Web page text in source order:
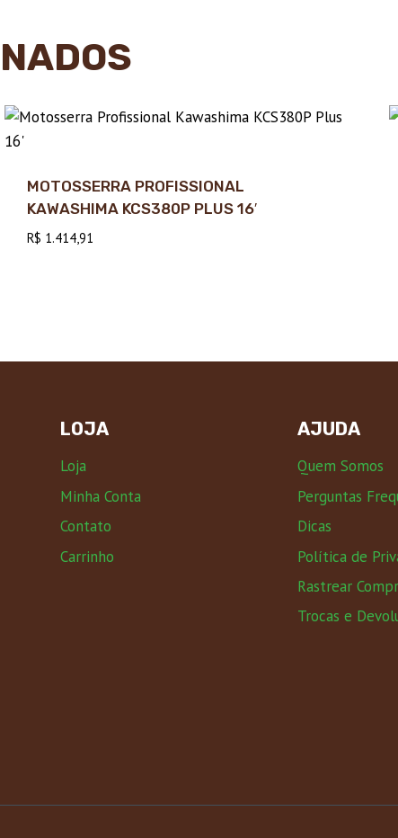
MOTOSSERRA PROFISSIONAL
KAWASHIMA KCS380P PLUS 16′
R$ 1.414,91
LOJA
Loja
Minha Conta
Contato
Carrinho
AJUDA
Quem Somos
Perguntas
Dicas
Política de
Rastrear
Trocas e